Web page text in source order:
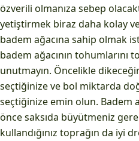
özverili olmanıza sebep
yetiştirmek biraz daha kolay
badem ağacına sahip olmak
badem ağacının tohumlarını
unutmayın. Öncelikle
seçtiğinize ve bol miktarda
seçtiğinize emin olun. Badem
önce saksıda büyütmeniz
kullandığınız toprağın da iyi